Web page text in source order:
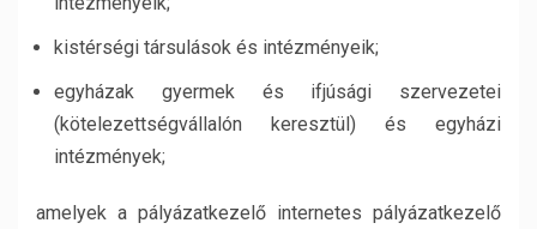
kistérségi társulások és intézményeik;
egyházak gyermek és ifjúsági szervezetei
(kötelezettségvállalón keresztül) és egyházi
intézmények;
amelyek a pályázatkezelő internetes pályázatkezelő